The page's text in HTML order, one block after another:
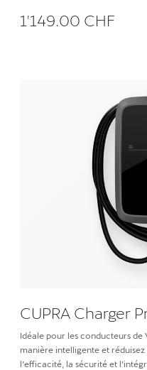
1'149.00 CHF
CUPRA Charger
Idéale pour les conducteurs de
manière intelligente et réduisez
l’efficacité, la sécurité et